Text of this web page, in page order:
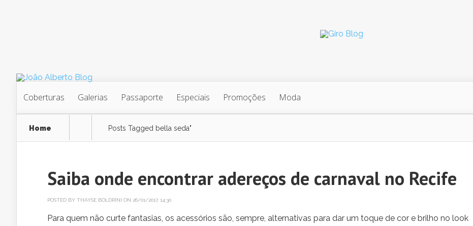
Coberturas Galerias Passaporte Especiais Promoções Moda
Home Posts Tagged bella seda"
Saiba onde encontrar adereços de carnaval no Recife
POSTED BY THAYSE BOLDRINI ON 26/01/2017, 14:30
Para quem não curte fantasias, os acessórios são, sempre, alternativas para dar um toque de cor e brilho no look